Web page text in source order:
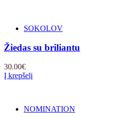
SOKOLOV
Žiedas su briliantu
30.00€
Į krepšelį
NOMINATION